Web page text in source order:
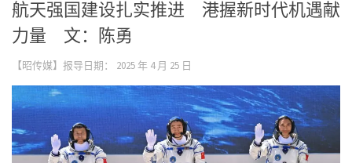
航天强国建设扎实推进 港握新时代机遇献
力量 文：陈勇
【昭传媒】报导日期： 2025 年 4 月 25 日